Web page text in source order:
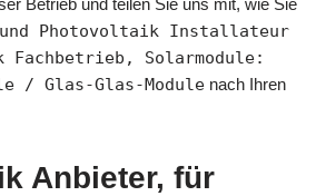
Photovoltaik Installateur
Fachbetrieb, Solarmodule:
/ Glas-Glas-Module nach Ihren
Anbieter, für